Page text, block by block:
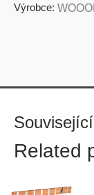
Výrobce:
Related